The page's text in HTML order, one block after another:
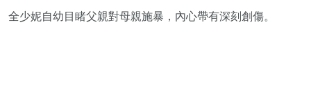
全少妮自幼目睹父親對母親施暴，內心帶有深刻創傷。